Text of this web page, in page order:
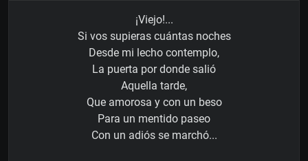
¡Viejo!...
Si vos supieras cuántas noches
Desde mi lecho contemplo,
La puerta por donde salió
Aquella tarde,
Que amorosa y con un beso
Para un mentido paseo
Con un adiós se marchó...